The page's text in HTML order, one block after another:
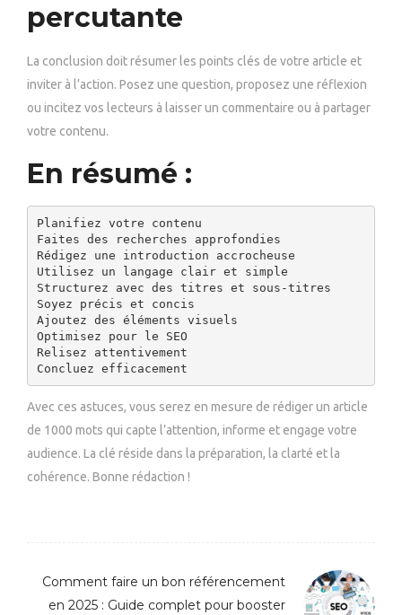
percutante
La conclusion doit résumer les points clés de votre article et
inviter à l’action. Posez une question, proposez une réflexion
ou incitez vos lecteurs à laisser un commentaire ou à partager
votre contenu.
En résumé :
Planifiez votre contenu
Faites des recherches approfondies
Rédigez une introduction accrocheuse
Utilisez un langage clair et simple
Structurez avec des titres et sous-titres
Soyez précis et concis
Ajoutez des éléments visuels
Optimisez pour le SEO
Relisez attentivement
Concluez efficacement
Avec ces astuces, vous serez en mesure de rédiger un article
de 1000 mots qui capte l’attention, informe et engage votre
audience. La clé réside dans la préparation, la clarté et la
cohérence. Bonne rédaction !
Comment faire un bon référencement
en 2025 : Guide complet pour booster